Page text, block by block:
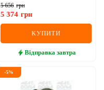
5 656 грн
5 374 грн
КУПИТИ
Відправка завтра
-5%